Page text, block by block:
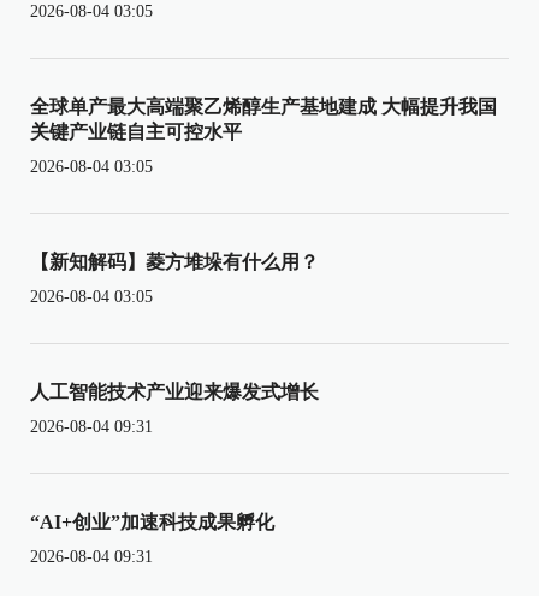
2026-08-04 03:05
全球单产最大高端聚乙烯醇生产基地建成 大幅提升我国
关键产业链自主可控水平
2026-08-04 03:05
【新知解码】菱方堆垛有什么用？
2026-08-04 03:05
人工智能技术产业迎来爆发式增长
2026-08-04 09:31
“AI+创业”加速科技成果孵化
2026-08-04 09:31